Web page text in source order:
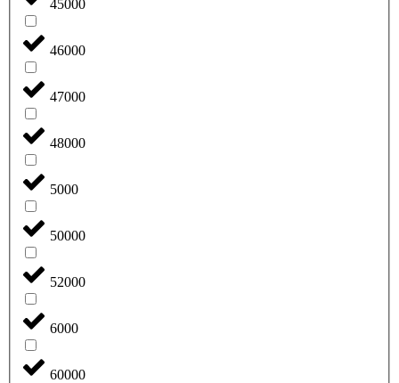
45000
46000
47000
48000
5000
50000
52000
6000
60000